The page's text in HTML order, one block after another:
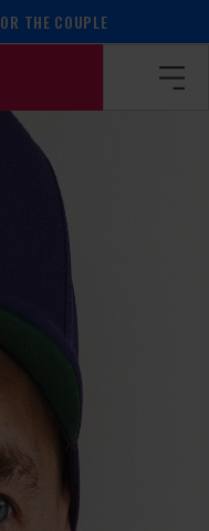
THE COUPLE
/ Radek Meduna camp!